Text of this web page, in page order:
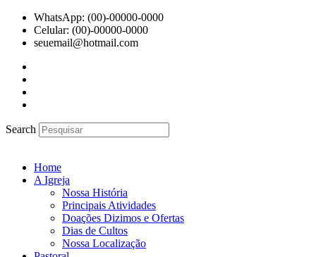
para
WhatsApp: (00)-00000-0000
Celular: (00)-00000-0000
seuemail@hotmail.com
Search
Home
A Igreja
Nossa História
Principais Atividades
Doações Dizimos e Ofertas
Dias de Cultos
Nossa Localização